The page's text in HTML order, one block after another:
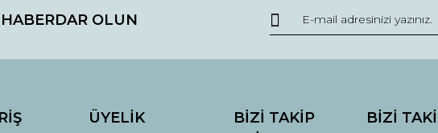
Gönder
OLUN
ÜYELİK
BİZİ TAKİP
BİZİ